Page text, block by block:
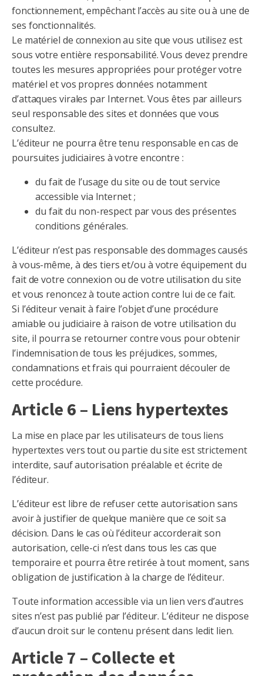
fonctionnement, empêchant l’accès au site ou à une de
ses fonctionnalités.
Le matériel de connexion au site que vous utilisez est
sous votre entière responsabilité. Vous devez prendre
toutes les mesures appropriées pour protéger votre
matériel et vos propres données notamment
d’attaques virales par Internet. Vous êtes par ailleurs
seul responsable des sites et données que vous
consultez.
L’éditeur ne pourra être tenu responsable en cas de
poursuites judiciaires à votre encontre :
du fait de l’usage du site ou de tout service
accessible via Internet ;
du fait du non-respect par vous des présentes
conditions générales.
L’éditeur n’est pas responsable des dommages causés
à vous-même, à des tiers et/ou à votre équipement du
fait de votre connexion ou de votre utilisation du site
et vous renoncez à toute action contre lui de ce fait.
Si l’éditeur venait à faire l’objet d’une procédure
amiable ou judiciaire à raison de votre utilisation du
site, il pourra se retourner contre vous pour obtenir
l’indemnisation de tous les préjudices, sommes,
condamnations et frais qui pourraient découler de
cette procédure.
Article 6 – Liens hypertextes
La mise en place par les utilisateurs de tous liens
hypertextes vers tout ou partie du site est strictement
interdite, sauf autorisation préalable et écrite de
l’éditeur.
L’éditeur est libre de refuser cette autorisation sans
avoir à justifier de quelque manière que ce soit sa
décision. Dans le cas où l’éditeur accorderait son
autorisation, celle-ci n’est dans tous les cas que
temporaire et pourra être retirée à tout moment, sans
obligation de justification à la charge de l’éditeur.
Toute information accessible via un lien vers d’autres
sites n’est pas publié par l’éditeur. L’éditeur ne dispose
d’aucun droit sur le contenu présent dans ledit lien.
Article 7 – Collecte et